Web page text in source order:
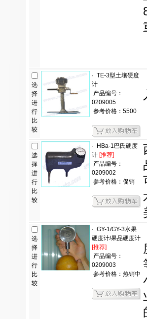
选
择
进
行
比
较
· TE-3型土壤硬度
计
产品编号：
0209005
参考价格：5500
选
择
进
行
比
较
·
HBa-1巴氏硬度
计 [推荐]
产品编号：
0209002
参考价格：促销
选
择
进
行
比
较
· GY-1/GY-3水果
硬度计/果品硬度计
[推荐]
产品编号：
0209003
参考价格：热销中